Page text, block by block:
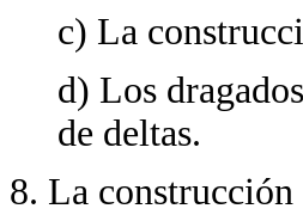
c) La
d) Los
de deltas.
8. La construcción